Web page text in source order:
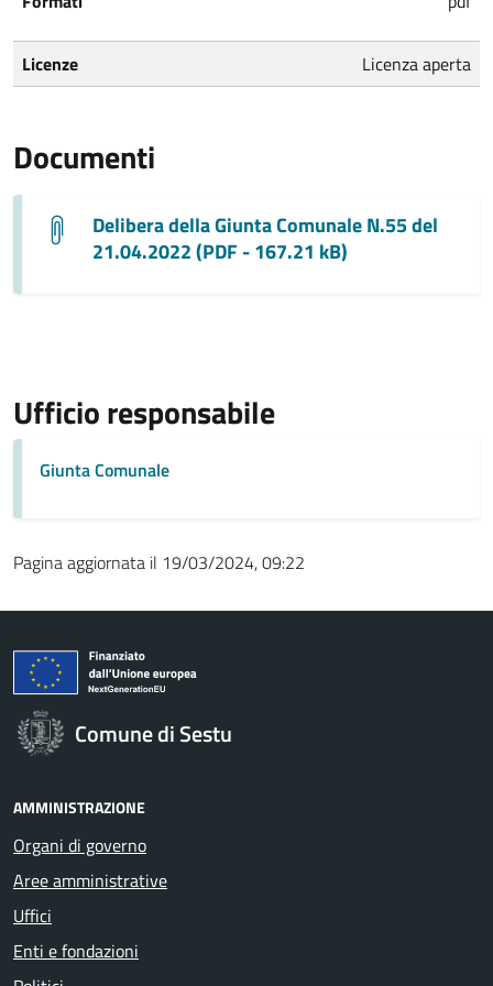
Licenze Licenza aperta
Documenti
Delibera della Giunta Comunale N.55 del
21.04.2022 (PDF - 167.21 kB)
Ufficio responsabile
Giunta Comunale
Pagina aggiornata il 19/03/2024, 09:22
Comune di Sestu
AMMINISTRAZIONE
Organi di governo
Aree amministrative
Uffici
Enti e fondazioni